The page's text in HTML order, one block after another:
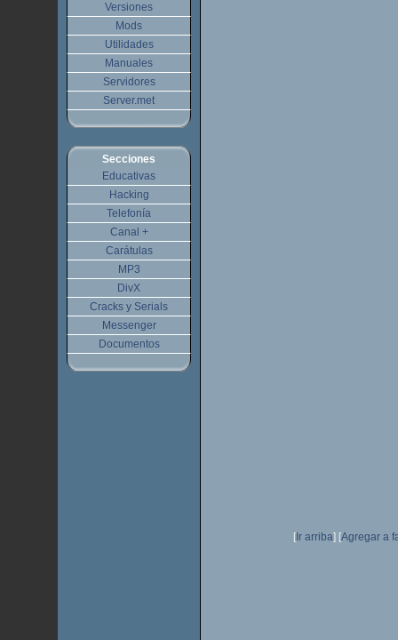
Versiones
Mods
Utilidades
Manuales
Servidores
Server.met
Secciones
Educativas
Hacking
Telefonía
Canal +
Carátulas
MP3
DivX
Cracks y Serials
Messenger
Documentos
[ Ir arriba] [Agregar a